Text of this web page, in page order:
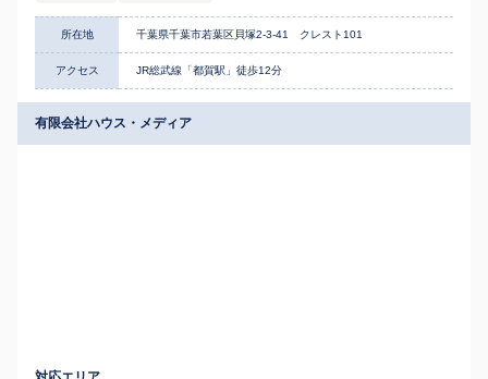
所在地 千葉県千葉市若葉区貝塚2-3-41 クレスト101
アクセス JR総武線「都賀駅」徒歩12分
有限会社ハウス・メディア